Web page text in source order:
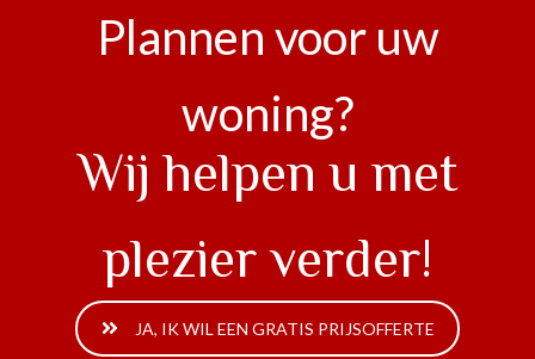
Plannen voor uw
woning?
Wij helpen u met
plezier verder!
JA, IK WIL EEN GRATIS PRIJSOFFERTE